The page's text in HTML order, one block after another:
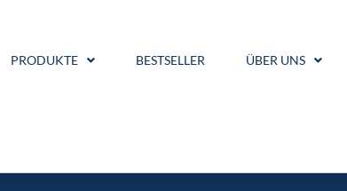
PRODUKTE BESTSELLER ÜBER UNS